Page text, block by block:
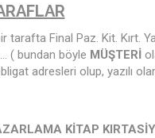
tarafta Final Paz. Kit. Kırt.
( bundan böyle MÜŞTERİ
adresleri olup, yazılı
KİTAP